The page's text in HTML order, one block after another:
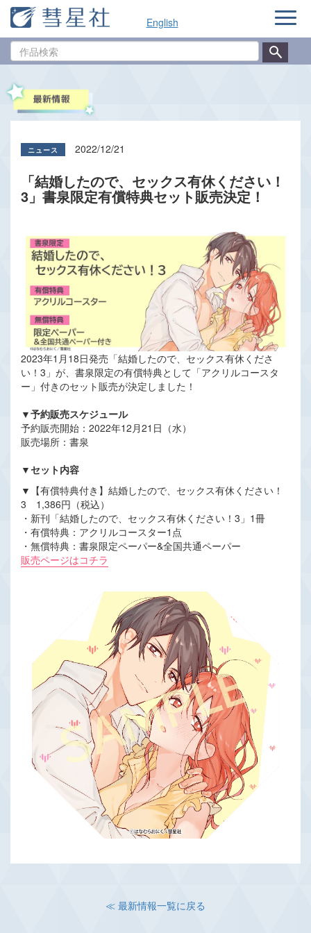
English
品
ナ
ゲ
2022/12/21
「結婚したので、セックス有休ください！
3」書泉限定有償特典セット販売決定！
2023年1月18日発売「結婚したので、セックス有休くださ
い！3」が、書泉限定の有償特典として「アクリルコースタ
ー」付きのセット販売が決定しました！
▼予約販売スケジュール
予約販売開始：2022年12月21日（水）
販売場所：書泉
▼セット内容
▼【有償特典付き】結婚したので、セックス有休ください！
3 1,386円（税込）
・新刊「結婚したので、セックス有休ください！3」1冊
・有償特典：アクリルコースター1点
・無償特典：書泉限定ペーパー&全国共通ペーパー
販売ページはコチラ
≪ 最新情報一覧に戻る